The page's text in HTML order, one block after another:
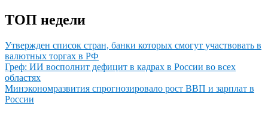
ТОП недели
Утвержден список стран, банки которых смогут участвовать в
валютных торгах в РФ
Греф: ИИ восполнит дефицит в кадрах в России во всех
областях
Минэкономразвития спрогнозировало рост ВВП и зарплат в
России